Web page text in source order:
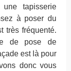
tapisserie
à poser du
très fréquenté.
de pose de
est là pour
donc vous